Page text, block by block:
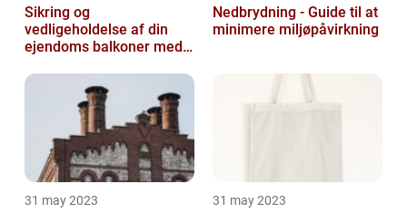
Sikring og
vedligeholdelse af din
ejendoms balkoner med
Nedbrydning - Guide til at
minimere miljøpåvirkning
31 may 2023 31 may 2023